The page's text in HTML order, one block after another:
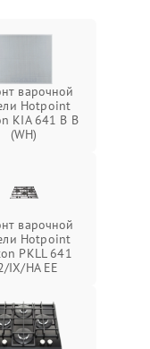
варочной
Hotpoint
KIA 641 B B
(WH)
варочной
Hotpoint
PKLL 641
IX/HA EE